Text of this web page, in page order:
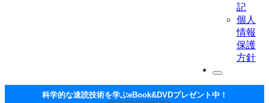
記
個人
情報
保護
方針
科学的な速読技術を学ぶeBook&DVDプレゼント中！